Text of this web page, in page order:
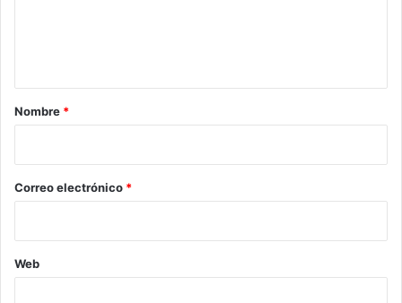
r
*
Nombre *
Correo electrónico *
Web